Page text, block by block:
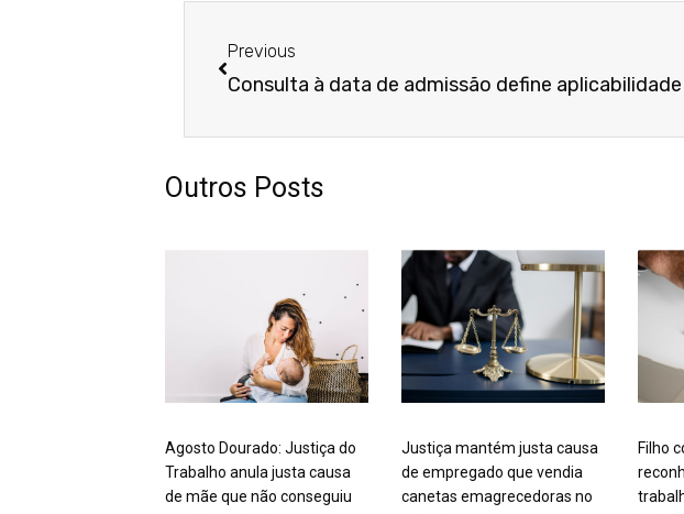
Previous
Outros Posts
Agosto Dourado: Justiça do
Trabalho anula justa causa
de mãe que não conseguiu
Justiça mantém justa causa
de empregado que vendia
canetas emagrecedoras no
Filho